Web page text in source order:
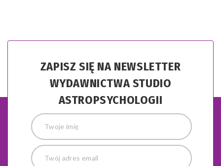
ZAPISZ SIĘ NA NEWSLETTER
WYDAWNICTWA STUDIO
ASTROPSYCHOLOGII